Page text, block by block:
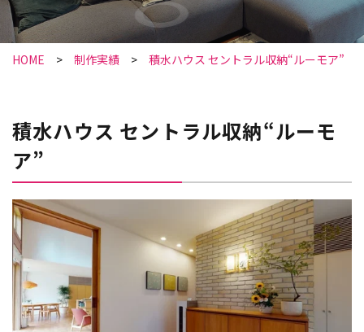
HOME 制作実績 積水ハウス セントラル収納“ルーモア”
積水ハウス セントラル収納“ルーモ
ア”